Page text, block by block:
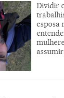
Dividir
esposa